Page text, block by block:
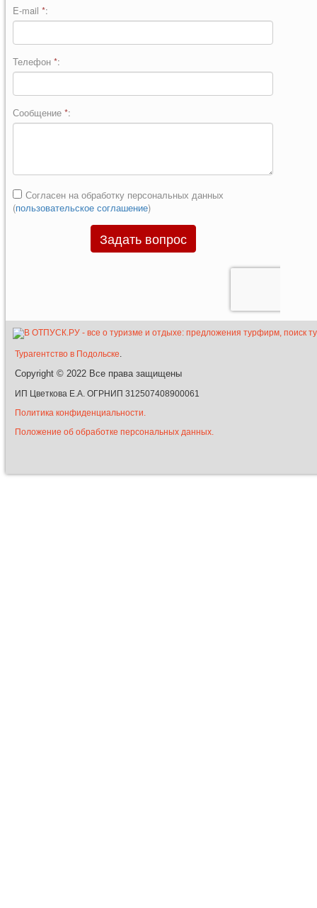
Турагентство в Подольске.
Copyright © 2022 Все права защищены
ИП Цветкова Е.А. ОГРНИП 312507408900061
Политика конфиденциальности.
Положение об обработке персональных данных.